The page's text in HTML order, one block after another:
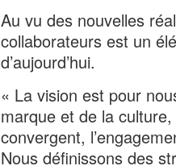
Au vu des nouvelles
collaborateurs est un
d’aujourd’hui.
« La vision est pour
marque et de la
convergent,
Nous définissons des